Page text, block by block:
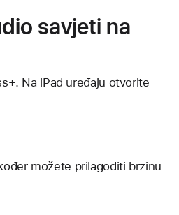
savjeti na
Na iPad uređaju otvorite
možete prilagoditi brzinu